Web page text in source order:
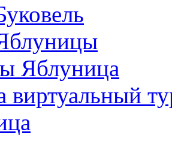
Яблуница
виртуальный